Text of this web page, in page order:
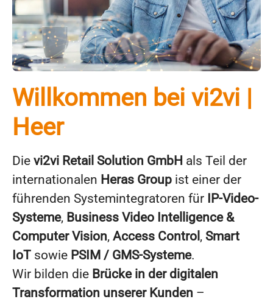
Willkommen bei vi2vi |
Heer
Die vi2vi Retail Solution GmbH als Teil der
internationalen Heras Group ist einer der
führenden Systemintegratoren für IP-Video-
Systeme, Business Video Intelligence &
Computer Vision, Access Control , Smart
IoT sowie PSIM / GMS-Systeme.
Wir bilden die Brücke in der digitalen
Transformation unserer Kunden –